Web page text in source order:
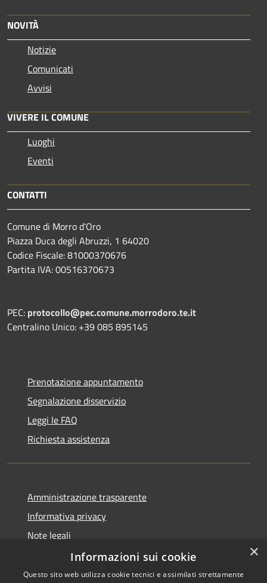
NOVITÀ
Notizie
Comunicati
Avvisi
VIVERE IL COMUNE
Luoghi
Eventi
CONTATTI
Comune di Morro d'Oro
Piazza Duca degli Abruzzi, 1 64020
Codice Fiscale: 81000370676
Partita IVA: 00516370673
PEC: protocollo@pec.comune.morrodoro.te.it
Centralino Unico: +39 085 895145
Prenotazione appuntamento
Segnalazione disservizio
Leggi le FAQ
Richiesta assistenza
Amministrazione trasparente
Informativa privacy
Note legali
Dichiarazione di accessibilità
×
Informazioni sui cookie
Questo sito web utilizza cookie tecnici e assimilati strettamente